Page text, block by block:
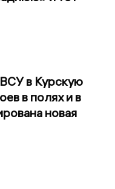
в Курскую
в полях и в
новая